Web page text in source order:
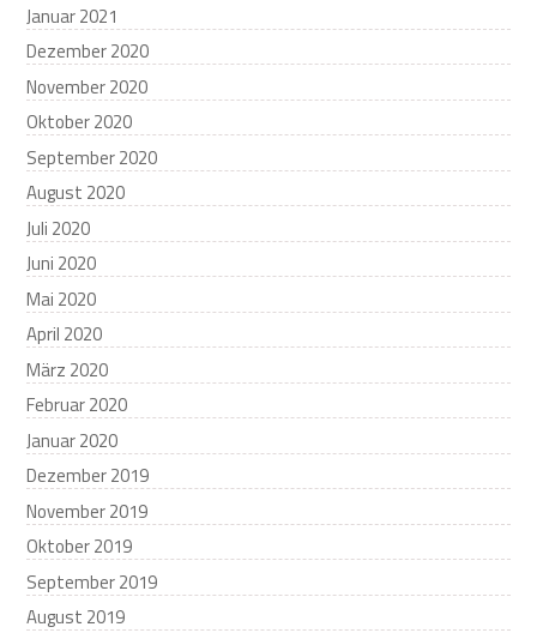
Januar 2021
Dezember 2020
November 2020
Oktober 2020
September 2020
August 2020
Juli 2020
Juni 2020
Mai 2020
April 2020
März 2020
Februar 2020
Januar 2020
Dezember 2019
November 2019
Oktober 2019
September 2019
August 2019